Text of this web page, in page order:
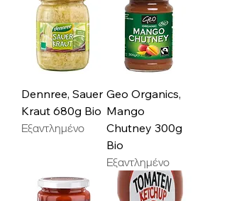
Dennree, Sauer
Kraut 680g Bio
Εξαντλημένο
Geo Organics,
Mango
Chutney 300g
Bio
Εξαντλημένο